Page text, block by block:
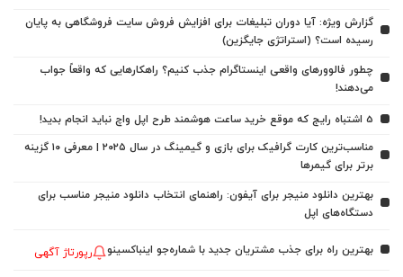
گزارش ویژه: آیا دوران تبلیغات برای افزایش فروش سایت فروشگاهی به پایان
رسیده است؟ (استراتژی جایگزین)
چطور فالوورهای واقعی اینستاگرام جذب کنیم؟ راهکارهایی که واقعاً جواب
می‌دهند!
5 اشتباه رایج که موقع خرید ساعت هوشمند طرح اپل واچ نباید انجام بدید!
مناسب‌ترین کارت گرافیک برای بازی و گیمینگ در سال ۲۰۲۵ | معرفی ۱۰ گزینه
برتر برای گیمرها
بهترین دانلود منیجر برای آیفون: راهنمای انتخاب دانلود منیجر مناسب برای
دستگاه‌های اپل
بهترین راه برای جذب مشتریان جدید با شماره‌جو اینباکسینو رپورتاژ آگهی